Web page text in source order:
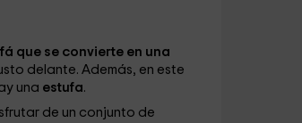
que se convierte en una
delante. Además, en este
una estufa.
de un conjunto de